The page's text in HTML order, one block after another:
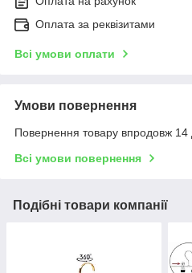
Оплата за реквізитами
Всі умови оплати
Умови повернення
Повернення товару впродовж 14
Всі умови повернення
Подібні товари компанії